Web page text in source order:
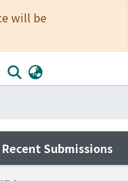
will be
Recent Submissions